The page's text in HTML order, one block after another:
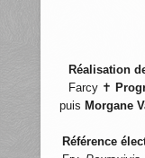
Réalisation
Farcy ✝
puis Morgane
Référence